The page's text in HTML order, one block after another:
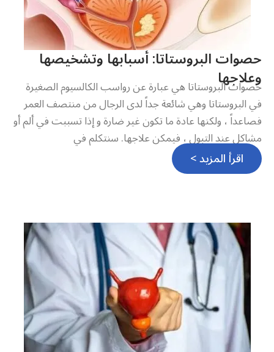
حصوات البروستاتا: أسبابها وتشخيصها
وعلاجها
حصوات البروستاتا هي عبارة عن رواسب الكالسيوم الصغيرة
في البروستاتا وهي شائعة جداً لدى الرجال من منتصف العمر
فصاعداً ، ولكنها عادة ما تكون غير ضارة و إذا تسببت في ألم أو
مشاكل عند التبول ، فيمكن علاجها. سنتكلم في
اقرأ المزيد >